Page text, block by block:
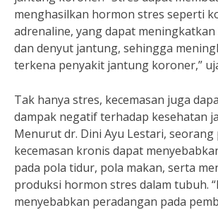
menghasilkan hormon stres seperti
adrenaline, yang dapat
dan denyut jantung, sehingga
terkena penyakit jantung koroner,”
Tak hanya stres, kecemasan juga
dampak negatif terhadap kesehatan
Menurut dr. Dini Ayu Lestari,
kecemasan kronis dapat
pada pola tidur, pola makan, serta
produksi hormon stres dalam tubuh.
menyebabkan peradangan pada